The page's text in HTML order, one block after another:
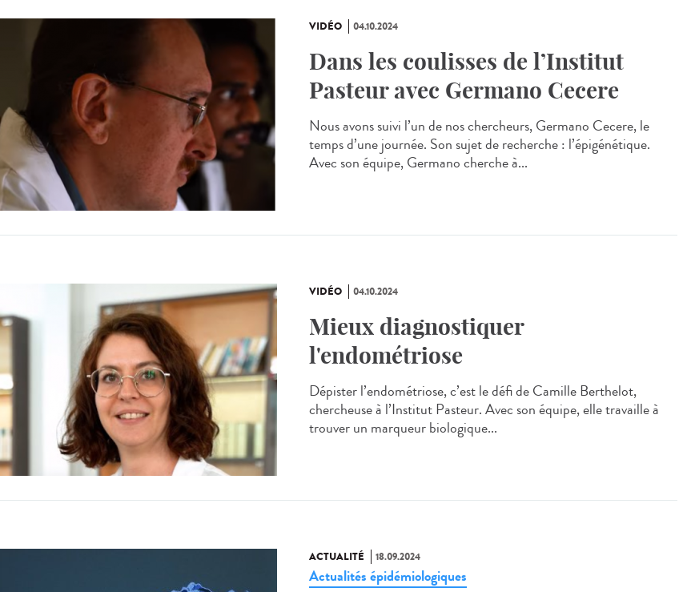
VIDÉO 04.10.2024
Dans les coulisses de l’Institut
Pasteur avec Germano Cecere
Nous avons suivi l’un de nos chercheurs, Germano Cecere, le
temps d’une journée. Son sujet de recherche : l’épigénétique.
Avec son équipe, Germano cherche à...
VIDÉO 04.10.2024
Mieux diagnostiquer
l'endométriose
Dépister l’endométriose, c’est le défi de Camille Berthelot,
chercheuse à l’Institut Pasteur. Avec son équipe, elle travaille à
trouver un marqueur biologique...
ACTUALITÉ 18.09.2024
Actualités épidémiologiques